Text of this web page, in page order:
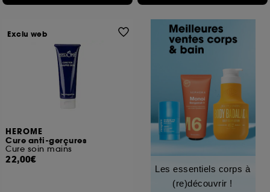
HEROME
Cure anti-gerçures
Cure soin mains
22,00€
Exclu web
Les essentiels corps à
(re)découvrir !